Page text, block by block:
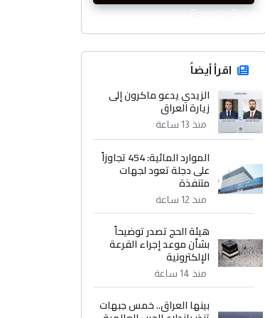
CurrencyRate
اقرأ أيضاً
الزيدي يدعو ماكرون إلى
زيارة العراق
منذ 13 ساعة
الموارد المائية: 454 تجاوزاً
على دجلة تعود لجهات
متنفذة
منذ 12 ساعة
هيئة الحج تصدر توضيحاً
بشأن موعد إجراء القرعة
الإلكترونية
منذ 14 ساعة
بينها العراق.. خمس جبهات